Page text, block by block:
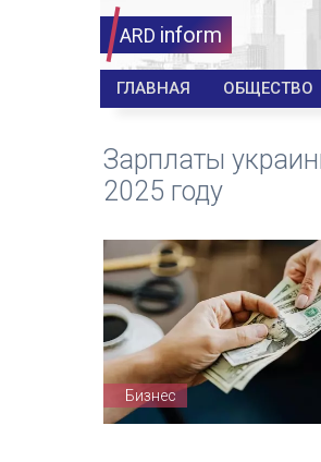
ARD inform
ГЛАВНАЯ ОБЩЕСТВО
Зарплаты
2025 году
Бизнес